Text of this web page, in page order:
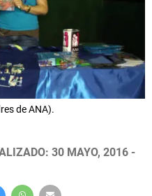
de ANA).
30 MAYO, 2016 -